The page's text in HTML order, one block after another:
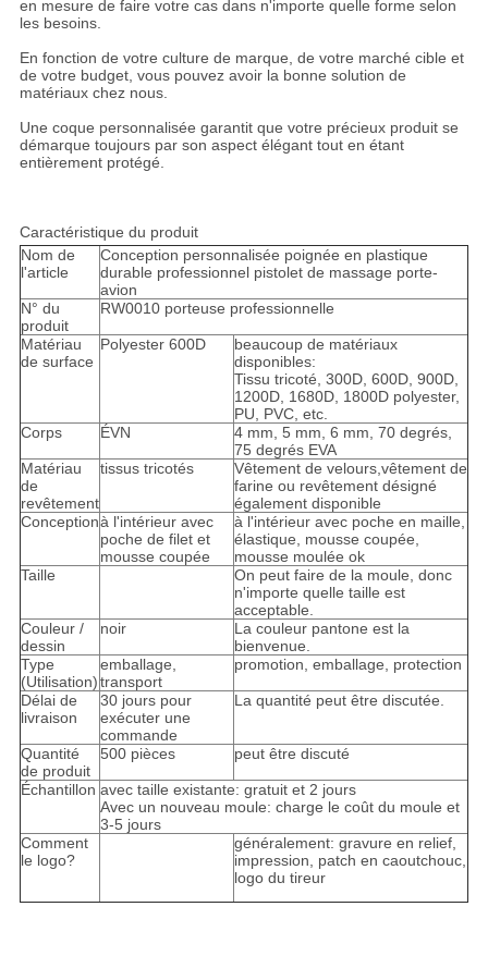
en mesure de faire votre cas dans n'importe quelle forme selon
les besoins.
En fonction de votre culture de marque, de votre marché cible et
de votre budget, vous pouvez avoir la bonne solution de
matériaux chez nous.
Une coque personnalisée garantit que votre précieux produit se
démarque toujours par son aspect élégant tout en étant
entièrement protégé.
Caractéristique du produit
Nom de
l'article
Conception personnalisée poignée en plastique
durable professionnel pistolet de massage porte-
avion
N° du
produit
RW0010 porteuse professionnelle
Matériau
de surface
Polyester 600D
beaucoup de matériaux
disponibles:
Tissu tricoté, 300D, 600D, 900D,
1200D, 1680D, 1800D polyester,
PU, PVC, etc.
Corps
ÉVN
4 mm, 5 mm, 6 mm, 70 degrés,
75 degrés EVA
Matériau
de
revêtement
tissus tricotés
Vêtement de velours,vêtement de
farine ou revêtement désigné
également disponible
Conceptionà l'intérieur avec
poche de filet et
mousse coupée
à l'intérieur avec poche en maille,
élastique, mousse coupée,
mousse moulée ok
Taille
On peut faire de la moule, donc
n'importe quelle taille est
acceptable.
Couleur /
dessin
noir
La couleur pantone est la
bienvenue.
Type
(Utilisation)
emballage,
transport
promotion, emballage, protection
Délai de
livraison
30 jours pour
exécuter une
commande
La quantité peut être discutée.
Quantité
de produit
500 pièces peut être discuté
Échantillon avec taille existante: gratuit et 2 jours
Avec un nouveau moule: charge le coût du moule et
3-5 jours
Comment
le logo?
généralement: gravure en relief,
impression, patch en caoutchouc,
logo du tireur